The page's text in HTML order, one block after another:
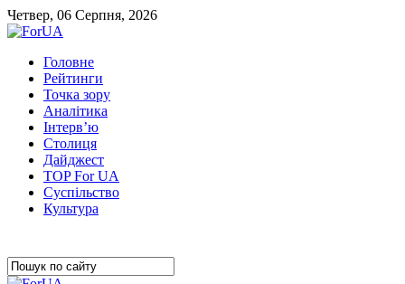
Четвер, 06 Серпня, 2026
Головне
Рейтинги
Точка зору
Аналітика
Інтерв’ю
Столиця
Дайджест
TOP For UA
Суспiльство
Культура